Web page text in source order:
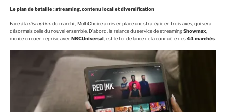
Le plan de bataille : streaming, contenu local et diversification
Face à ladisruptiondu marché, MultiChoice a mis en place une stratégie en trois axes, qui sera
désormais celle du nouvel ensemble. D’abord, la relance du service de streamingShowmax,
menée en coentreprise avec NBCUniversal , est le fer de lance de la conquête des44 marchés.